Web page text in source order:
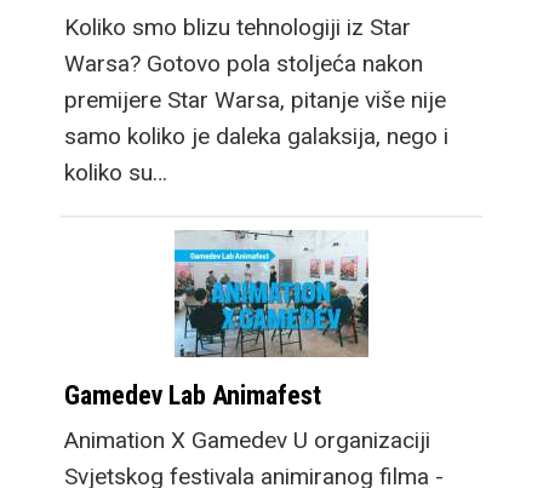
Koliko smo blizu tehnologiji iz Star
Warsa? Gotovo pola stoljeća nakon
premijere Star Warsa, pitanje više nije
samo koliko je daleka galaksija, nego i
koliko su…
Gamedev Lab Animafest
Animation X Gamedev U organizaciji
Svjetskog festivala animiranog filma -